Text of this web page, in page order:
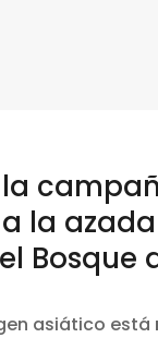
la
Bosque
asiático está